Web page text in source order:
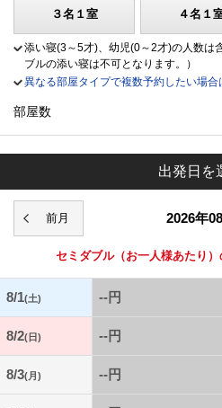
３名１室 ４名１
添い寝(3～5才)、幼児(0～2才)の人数は
ブルの添い寝は不可となります。）
異なる部屋タイプで複数予約したい場合
部屋数
出発日を
2026年
セミダブル（お一人様あたり
8/1(土) --円
8/2(日) --円
8/3(月) --円